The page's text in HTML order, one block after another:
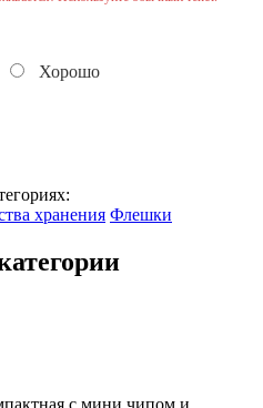
Хорошо
хранения Флешки
с мини чипом и